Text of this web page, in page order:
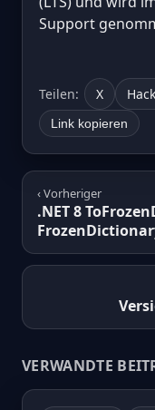
Support
Teilen: X
Link kopieren
‹ Vorheriger
.NET 8
VERWANDTE